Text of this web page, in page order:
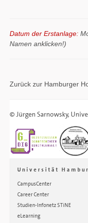
Datum der Erstanlage:
Namen anklicken!)
Zurück zur Hamburger
© Jürgen Sarnowsky,